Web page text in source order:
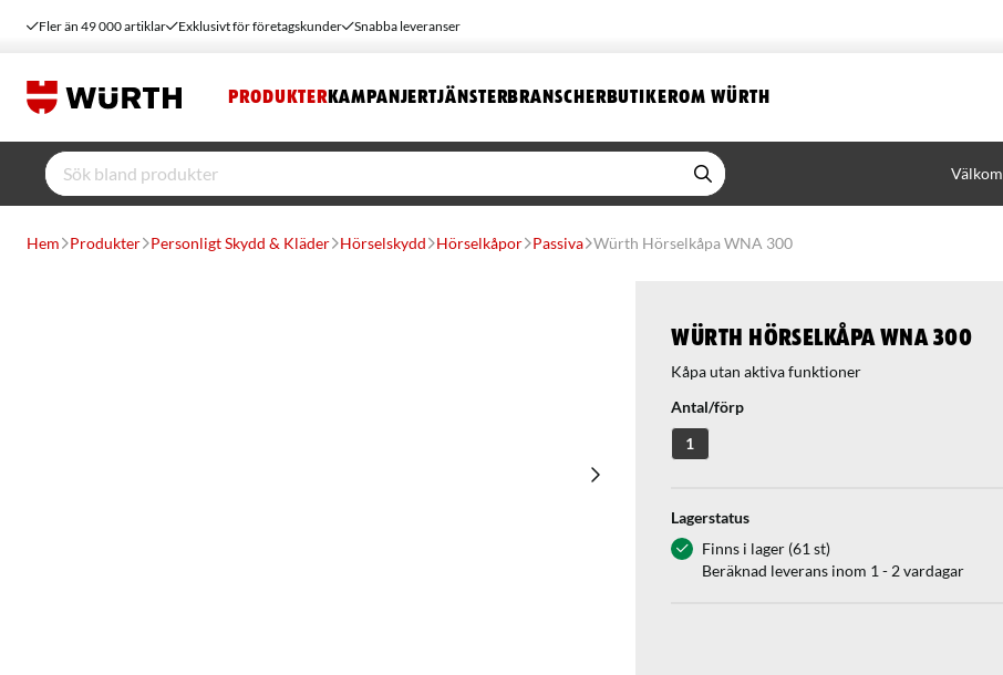
Fler än 49 000 artiklar Exklusivt för företagskunder Snabba leveranser
PRODUKTER KAMPANJERTJÄNSTERBRANSCHERBUTIKEROM WÜRTH
Hem Produkter Personligt Skydd & Kläder Hörselskydd Hörselkåpor Passiva Würth Hörselkåpa WNA 300
Würth Hörselkåpa WNA 300
Kåpa utan aktiva funktioner
Antal/förp
1
Lagerstatus
Finns i lager (61 st)
Beräknad leverans inom 1 - 2 vardagar